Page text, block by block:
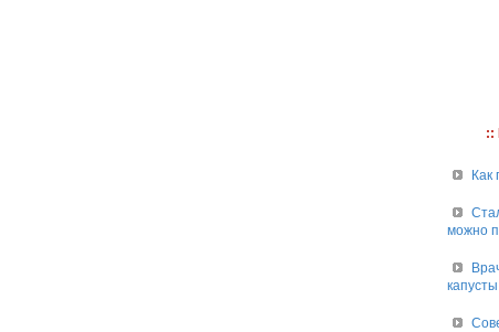
::
Как
можно